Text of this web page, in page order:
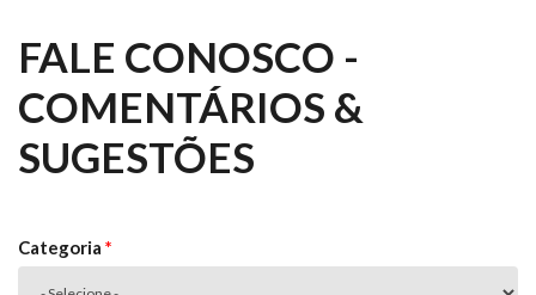
FALE CONOSCO -
COMENTÁRIOS &
SUGESTÕES
Categoria *